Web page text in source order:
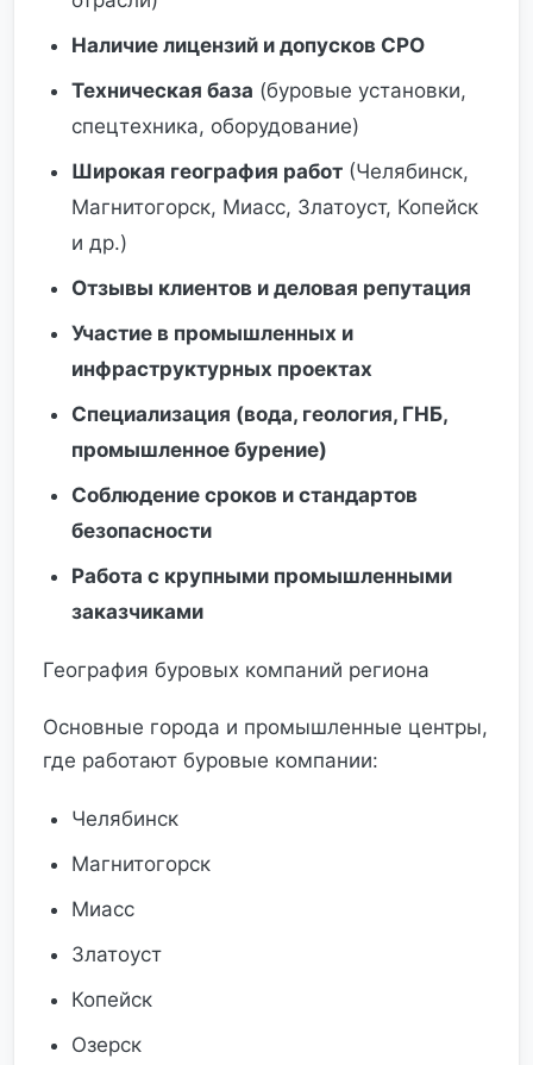
Наличие лицензий и допусков СРО
Техническая база (буровые установки,
спецтехника, оборудование)
Широкая география работ (Челябинск,
Магнитогорск, Миасс, Златоуст, Копейск
и др.)
Отзывы клиентов и деловая репутация
Участие в промышленных и
инфраструктурных проектах
Специализация (вода, геология, ГНБ,
промышленное бурение)
Соблюдение сроков и стандартов
безопасности
Работа с крупными промышленными
заказчиками
География буровых компаний региона
Основные города и промышленные центры,
где работают буровые компании:
Челябинск
Магнитогорск
Миасс
Златоуст
Копейск
Озерск